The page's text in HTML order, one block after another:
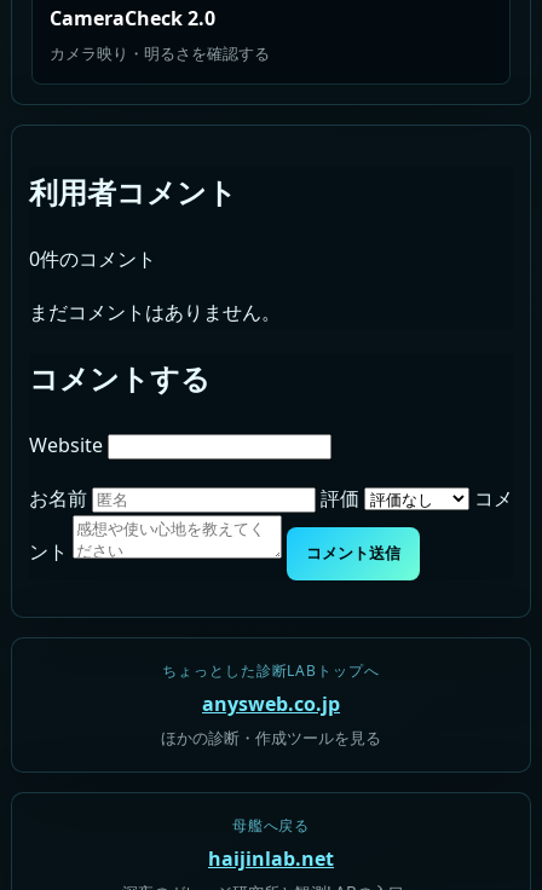
CameraCheck 2.0
カメラ映り・明るさを確認する
利用者コメント
0件のコメント
まだコメントはありません。
コメントする
Website
お名前
評価
コメ
ント
コメント送信
ちょっとした診断LABトップへ
anysweb.co.jp
ほかの診断・作成ツールを見る
母艦へ戻る
haijinlab.net